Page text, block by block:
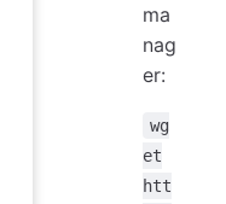
ma
nag
er:
wg
et
htt